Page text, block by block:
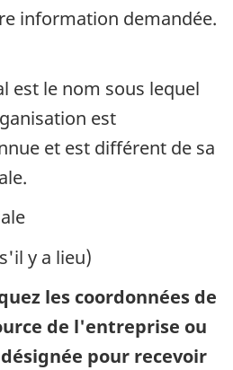
information demandée.
est le nom sous lequel
est
et est différent de sa
y a lieu)
les coordonnées de
de l'entreprise ou
pour recevoir